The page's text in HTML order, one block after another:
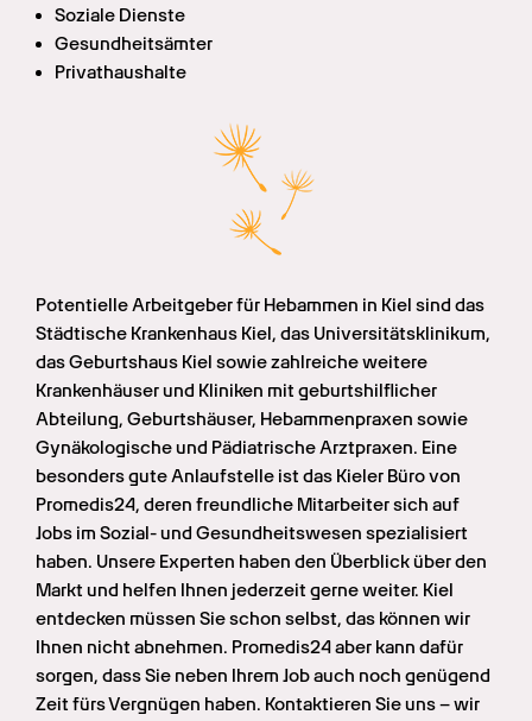
Soziale Dienste
Gesundheitsämter
Privathaushalte
Potentielle Arbeitgeber für Hebammen in Kiel sind das
Städtische Krankenhaus Kiel, das Universitätsklinikum,
das Geburtshaus Kiel sowie zahlreiche weitere
Krankenhäuser und Kliniken mit geburtshilflicher
Abteilung, Geburtshäuser, Hebammenpraxen sowie
Gynäkologische und Pädiatrische Arztpraxen. Eine
besonders gute Anlaufstelle ist das Kieler Büro von
Promedis24, deren freundliche Mitarbeiter sich auf
Jobs im Sozial- und Gesundheitswesen spezialisiert
haben. Unsere Experten haben den Überblick über den
Markt und helfen Ihnen jederzeit gerne weiter. Kiel
entdecken müssen Sie schon selbst, das können wir
Ihnen nicht abnehmen. Promedis24 aber kann dafür
sorgen, dass Sie neben Ihrem Job auch noch genügend
Zeit fürs Vergnügen haben. Kontaktieren Sie uns – wir